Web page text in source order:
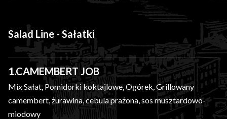
Salad Line - Sałatki
1.CAMEMBERT JOB
Mix Sałat, Pomidorki koktajlowe, Ogórek, Grillowany
camembert, żurawina, cebula prażona, sos musztardowo-
miodowy